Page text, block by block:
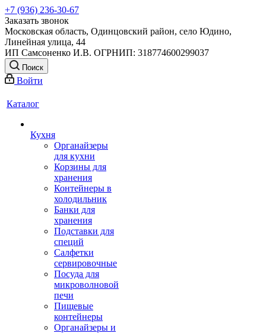
+7 (936) 236-30-67
Заказать звонок
Московская область, Одинцовский район, село Юдино,
Линейная улица, 44
ИП Самсоненко И.В. ОГРНИП: 318774600299037
Поиск
Войти
Каталог
Кухня
Органайзеры
для кухни
Корзины для
хранения
Контейнеры в
холодильник
Банки для
хранения
Подставки для
специй
Салфетки
сервировочные
Посуда для
микроволновой
печи
Пищевые
контейнеры
Органайзеры и